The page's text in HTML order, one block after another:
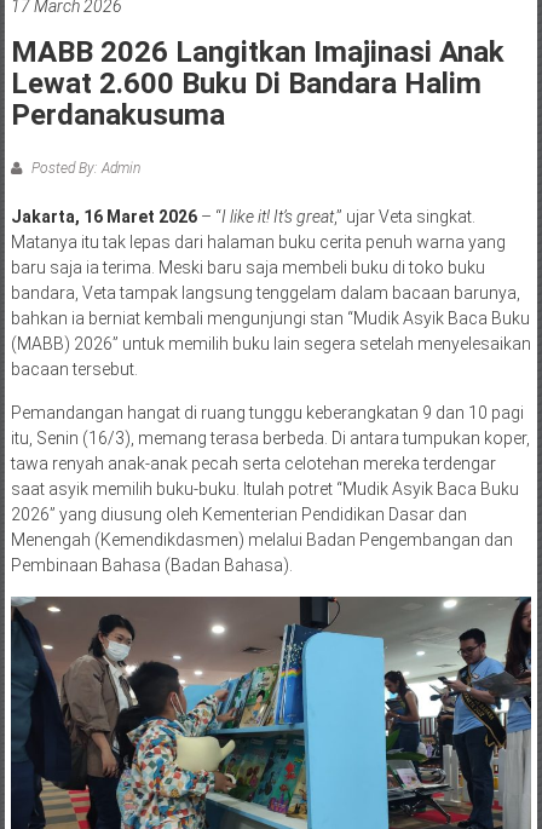
17 March 2026
MABB 2026 Langitkan Imajinasi Anak
Lewat 2.600 Buku Di Bandara Halim
Perdanakusuma
Posted By: Admin
Jakarta, 16 Maret 2026– “I like it! It’s great,” ujar Veta singkat.
Matanya itu tak lepas dari halaman buku cerita penuh warna yang
baru saja ia terima. Meski baru saja membeli buku di toko buku
bandara, Veta tampak langsung tenggelam dalam bacaan barunya,
bahkan ia berniat kembali mengunjungi stan “Mudik Asyik Baca Buku
(MABB) 2026” untuk memilih buku lain segera setelah menyelesaikan
bacaan tersebut.
Pemandangan hangat di ruang tunggu keberangkatan 9 dan 10 pagi
itu, Senin (16/3), memang terasa berbeda. Di antara tumpukan koper,
tawa renyah anak-anak pecah serta celotehan mereka terdengar
saat asyik memilih buku-buku. Itulah potret “Mudik Asyik Baca Buku
2026” yang diusung oleh Kementerian Pendidikan Dasar dan
Menengah (Kemendikdasmen) melalui Badan Pengembangan dan
Pembinaan Bahasa (Badan Bahasa).